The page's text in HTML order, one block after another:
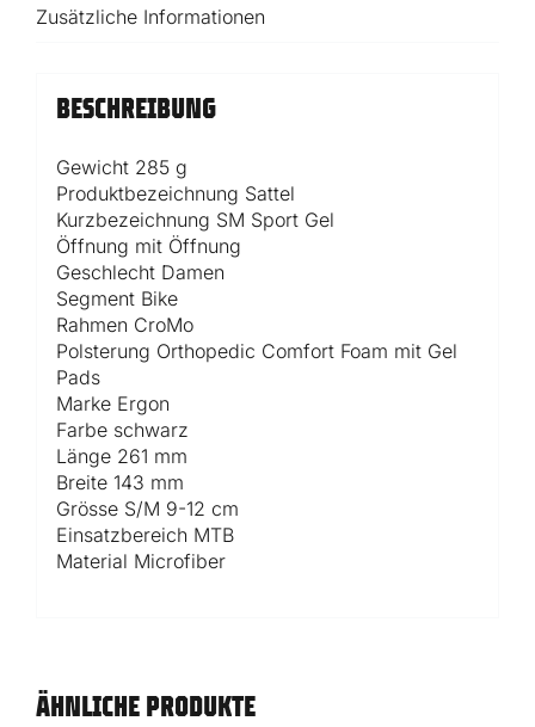
Zusätzliche Informationen
BESCHREIBUNG
Gewicht 285 g
Produktbezeichnung Sattel
Kurzbezeichnung SM Sport Gel
Öffnung mit Öffnung
Geschlecht Damen
Segment Bike
Rahmen CroMo
Polsterung Orthopedic Comfort Foam mit Gel
Pads
Marke Ergon
Farbe schwarz
Länge 261 mm
Breite 143 mm
Grösse S/M 9-12 cm
Einsatzbereich MTB
Material Microfiber
ÄHNLICHE PRODUKTE